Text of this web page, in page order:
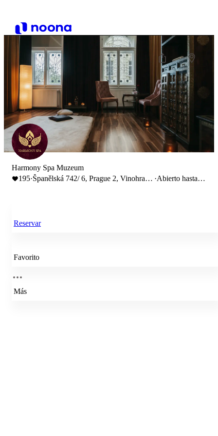
Harmony Spa Muzeum
195·Španělská 742/ 6, Prague 2, Vinohrady, ·Abierto hasta
Reservar
Favorito
Más